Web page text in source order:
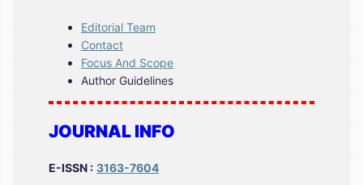
Editorial Team
Contact
Focus And Scope
Author Guidelines
JOURNAL INFO
E-ISSN : 3163-7604